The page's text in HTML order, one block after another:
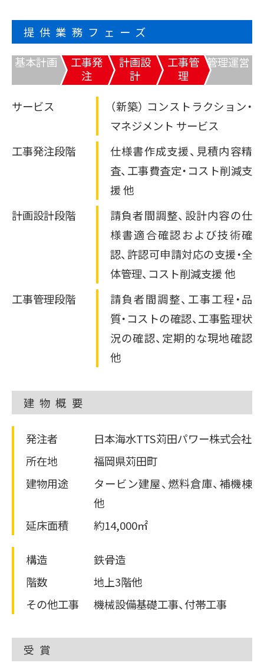
設置場所不要の太陽光発電
オフサイトPPA
その他のサービスを見る
太陽光発電・再エネECOプラン
キユーピー株式会社
太陽光発電・おまかSave-Air
トッパン・フォームズ
関西株式会社
その他の採用事例を見る
K-DXソリューション
省エネ行動の習慣化から
設備の一元管理まで
エネルーク
自家発電で電気料金を削減
太陽光発電オンサイトサービス
その他のサービスを見る
ご採用事例
コーナン商事株式会社
おまかSave-Air
株式会社エイチ・ツー・オー
商業開発
その他の採用事例を見る
非常用小型蓄電池販売
従業員の安否確認から集計まで自動化
安否確認システム
非常用発電機負荷試験サービス
非常時に備え、燃料保管＆配送
緊急時燃料配送
その他のサービスを見る
かんでん総合防災サービス
株式会社 ニチレイ
安否確認システム
地方独立行政法人
市立吹田市民病院
その他の採用事例を見る
BCP・防災
業種から探す
小売・卸業
自治体・学校
物流・運輸業 その他
製造業ソリューション特設サイト
Webセミナー サービス紹介資料
関西電力の特徴
電気・ガスについて
お問い合わせ
ご契約者さま
会員サイト
かんでんBiZ
提供業務フェーズ
基本計画
工事発
注
計画設
計
工事管
理
管理運営
サービス
（新築） コンストラクション・
マネジメント サービス
工事発注段階
仕様書作成支援、見積内容精
査、工事費査定・コスト削減支
援 他
計画設計段階
請負者間調整、設計内容の仕
様書適合確認および技術確
認、許認可申請対応の支援・全
体管理、コスト削減支援 他
工事管理段階
請負者間調整、工事工程・品
質・コストの確認、工事監理状
況の確認、定期的な現地確認
他
建物概要
発注者
日本海水TTS苅田パワー株式会社
所在地
福岡県苅田町
建物用途
タービン建屋、燃料倉庫、補機棟
他
延床面積
約14,000㎡
構造
鉄骨造
階数
地上3階他
その他工事
機械設備基礎工事、付帯工事
受賞